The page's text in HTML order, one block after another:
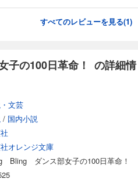
すべてのレビューを見る(1)
の100日革命！ の詳細情
文芸
/ 国内小説
オレンジ文庫
Bling ダンス部女子の100日革命！